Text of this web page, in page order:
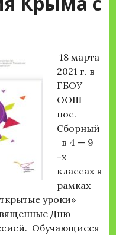
18 марта
2021 г. в
ГБОУ
ООШ
пос.
Сборный
в 4 — 9
-х
классах в
рамках
уроки»
Дню
Обучающиеся